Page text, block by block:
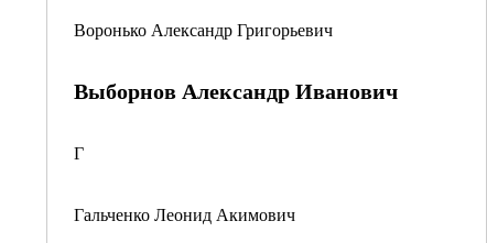
Воронько Александр Григорьевич
Выборнов Александр Иванович
Г
Гальченко Леонид Акимович